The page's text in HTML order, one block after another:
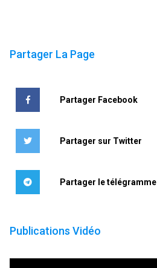
Partager La Page
Partager Facebook
Partager sur Twitter
Partager le télégramme
Publications Vidéo